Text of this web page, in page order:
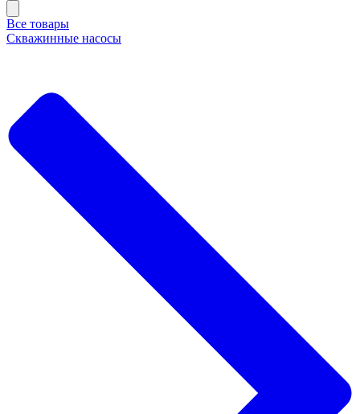
Все товары
Скважинные насосы